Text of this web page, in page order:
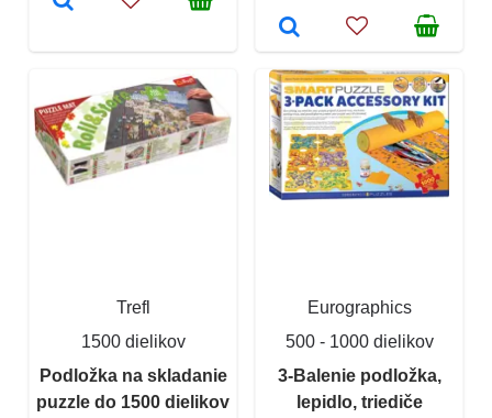
Trefl
1500 dielikov
Podložka na skladanie
puzzle do 1500 dielikov
Eurographics
500 - 1000 dielikov
3-Balenie podložka,
lepidlo, triediče